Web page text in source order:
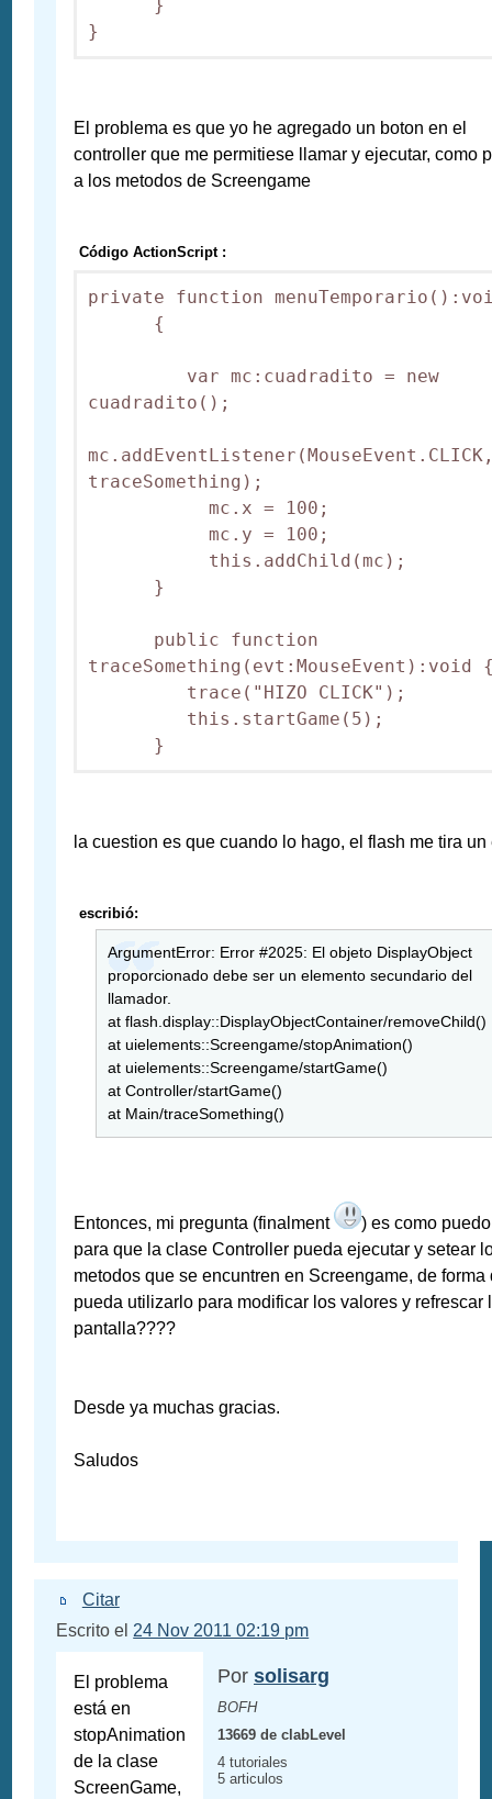
}
El problema es que yo he agregado un boton en el
controller que me permitiese llamar y ejecutar, como
a los metodos de Screengame
Código ActionScript :
private function
{
var mc:cuadradito = new
cuadradito();
traceSomething);
mc.x = 100;
mc.y = 100;
this.addChild(mc);
}
public function
traceSomething(evt:MouseEvent):void
trace("HIZO CLICK");
this.startGame(5);
la cuestion es que cuando lo hago, el flash me tira un
escribió:
ArgumentError: Error #2025: El objeto DisplayObject
proporcionado debe ser un elemento secundario del
llamador.
at flash.display::DisplayObjectContainer/removeChild()
at uielements::Screengame/stopAnimation()
at uielements::Screengame/startGame()
at Controller/startGame()
at Main/traceSomething()
Entonces, mi pregunta (finalment
) es como
para que la clase Controller pueda ejecutar y setear
metodos que se encuntren en Screengame, de forma
pueda utilizarlo para modificar los valores y refrescar
pantalla????
Desde ya muchas gracias.
Saludos
Citar
Escrito el 24 Nov 2011 02:19 pm
El problema
está en
stopAnimation
de la clase
ScreenGame,
Por solisarg
BOFH
13669 de clabLevel
4 tutoriales
5 articulos